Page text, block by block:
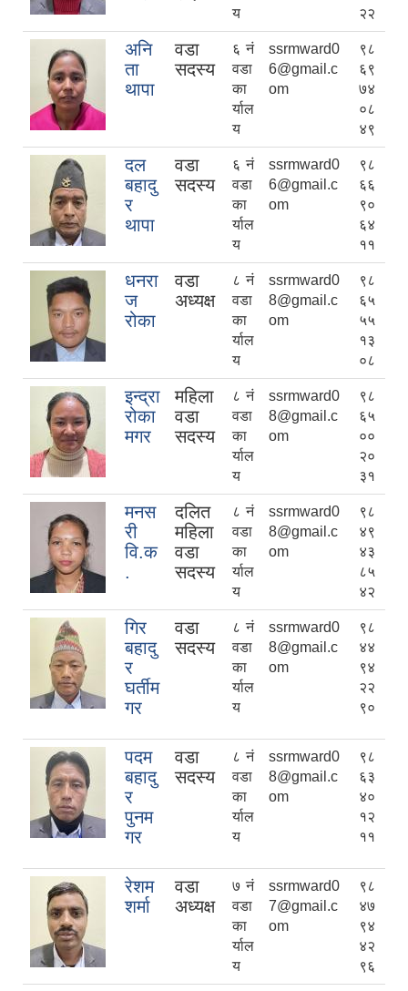
य
२२
अनि
ता
थापा
वडा
सदस्य
६ नं
वडा
का
र्याल
य
ssrmward0
6@gmail.c
om
९८
६९
७४
०८
४९
दल
बहादु
र
थापा
वडा
सदस्य
६ नं
वडा
का
र्याल
य
ssrmward0
6@gmail.c
om
९८
६६
९०
६४
११
धनरा
ज
रोका
वडा
अध्यक्ष
८ नं
वडा
का
र्याल
य
ssrmward0
8@gmail.c
om
९८
६५
५५
१३
०८
इन्द्रा
रोका
मगर
महिला
वडा
सदस्य
८ नं
वडा
का
र्याल
य
ssrmward0
8@gmail.c
om
९८
६५
००
२०
३१
मनस
री
वि.क
.
दलित
महिला
वडा
सदस्य
८ नं
वडा
का
र्याल
य
ssrmward0
8@gmail.c
om
९८
४९
४३
८५
४२
गिर
बहादु
र
घर्तीम
गर
वडा
सदस्य
८ नं
वडा
का
र्याल
य
ssrmward0
8@gmail.c
om
९८
४४
९४
२२
९०
पदम
बहादु
र
पुनम
गर
वडा
सदस्य
८ नं
वडा
का
र्याल
य
ssrmward0
8@gmail.c
om
९८
६३
४०
१२
११
रेशम
शर्मा
वडा
अध्यक्ष
७ नं
वडा
का
र्याल
य
ssrmward0
7@gmail.c
om
९८
४७
९४
४२
९६